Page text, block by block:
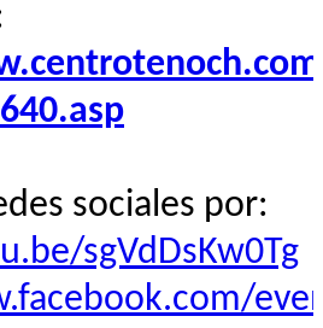
sociales por:
sgVdDsKw0Tg